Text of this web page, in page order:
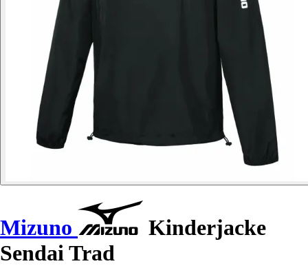
Mizuno
Kinderjacke
Sendai Trad